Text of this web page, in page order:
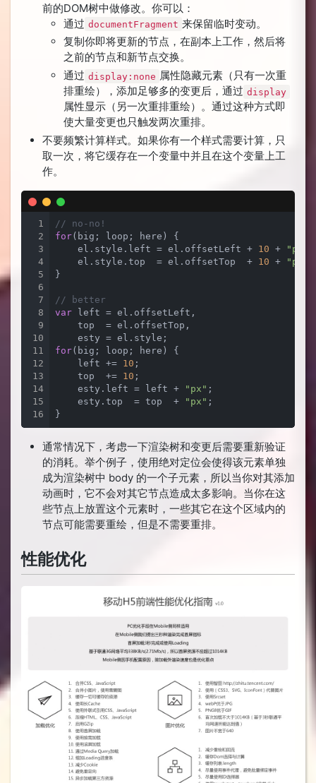
前的DOM树中做修改。你可以：
通过 documentFragment 来保留临时变动。
复制你即将更新的节点，在副本上工作，然后将
之前的节点和新节点交换。
通过 display:none 属性隐藏元素（只有一次重
排重绘），添加足够多的变更后，通过 display
属性显示（另一次重排重绘）。通过这种方式即
使大量变更也只触发两次重排。
不要频繁计算样式。如果你有一个样式需要计算，只
取一次，将它缓存在一个变量中并且在这个变量上工
作。
1
2
3
4
5
6
7
8
9
10
11
12
13
14
15
16
// no-no!
for(big; loop; here) {
    el.style.left = el.offsetLeft +
10 + "px"
    el.style.top  = el.offsetTop  +
10 + "px"
}
// better
var left = el.offsetLeft,
    top  = el.offsetTop,
for(big; loop; here) {
    left +=
10 ;
    top  +=
10 ;
    esty.left = left +
"px" ;
    esty.top  = top  +
"px" ;
}
通常情况下，考虑一下渲染树和变更后需要重新验证
的消耗。举个例子，使用绝对定位会使得该元素单独
成为渲染树中 body 的一个子元素，所以当你对其添加
动画时，它不会对其它节点造成太多影响。当你在这
些节点上放置这个元素时，一些其它在这个区域内的
节点可能需要重绘，但是不需要重排。
性能优化